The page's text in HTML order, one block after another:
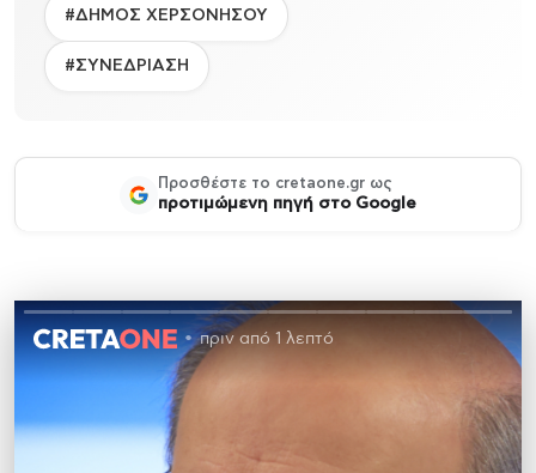
#ΔΗΜΟΣ ΧΕΡΣΟΝΗΣΟΥ
#ΣΥΝΕΔΡΙΑΣΗ
Προσθέστε το cretaone.gr ως
προτιμώμενη πηγή στο Google
πριν από 1 λεπτό